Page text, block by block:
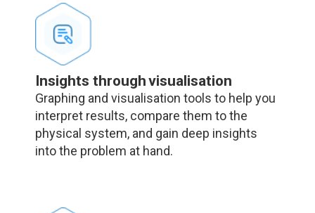
Insights through visualisation
Graphing and visualisation tools to help you
interpret results, compare them to the
physical system, and gain deep insights
into the problem at hand.